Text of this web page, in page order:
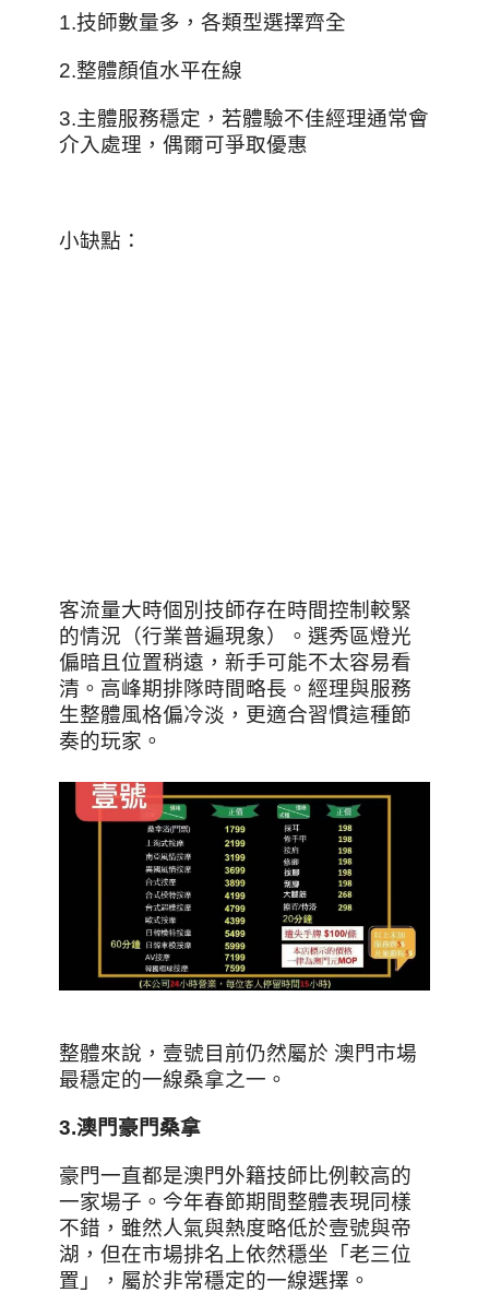
1.技師數量多，各類型選擇齊全
2.整體顏值水平在線
3.主體服務穩定，若體驗不佳經理通常會
介入處理，偶爾可爭取優惠
小缺點：
客流量大時個別技師存在時間控制較緊
的情況（行業普遍現象）。選秀區燈光
偏暗且位置稍遠，新手可能不太容易看
清。高峰期排隊時間略長。經理與服務
生整體風格偏冷淡，更適合習慣這種節
奏的玩家。
整體來說，壹號目前仍然屬於 澳門市場
最穩定的一線桑拿之一。
3.澳門豪門桑拿
豪門一直都是澳門外籍技師比例較高的
一家場子。今年春節期間整體表現同樣
不錯，雖然人氣與熱度略低於壹號與帝
湖，但在市場排名上依然穩坐「老三位
置」，屬於非常穩定的一線選擇。